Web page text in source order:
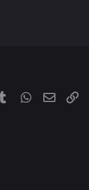
TumblrWhatsApp
Email